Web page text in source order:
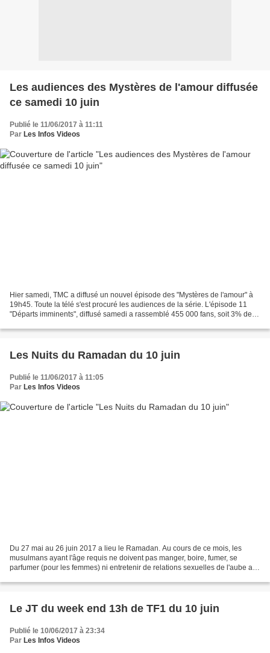
Les audiences des Mystères de l'amour diffusée
ce samedi 10 juin
Publié le 11/06/2017 à 11:11
Par Les Infos Videos
Hier samedi, TMC a diffusé un nouvel épisode des "Mystères de l'amour" à
19h45. Toute la télé s'est procuré les audiences de la série. L'épisode 11
"Départs imminents", diffusé samedi a rassemblé 455 000 fans, soit 3% de
Les Nuits du Ramadan du 10 juin
Publié le 11/06/2017 à 11:05
Par Les Infos Videos
Du 27 mai au 26 juin 2017 a lieu le Ramadan. Au cours de ce mois, les
musulmans ayant l'âge requis ne doivent pas manger, boire, fumer, se
parfumer (pour les femmes) ni entretenir de relations sexuelles de l'aube au
Le JT du week end 13h de TF1 du 10 juin
Publié le 10/06/2017 à 23:34
Par Les Infos Videos